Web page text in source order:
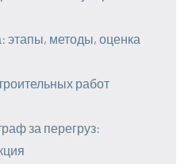
этапы, методы, оценка
работ
за перегруз: